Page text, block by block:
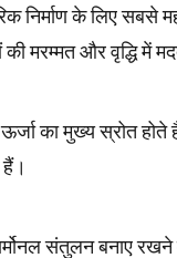
निर्माण के लिए सबसे
की मरम्मत और वृद्धि में
ऊर्जा का मुख्य स्रोत होते
संतुलन बनाए